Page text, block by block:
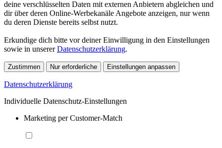
deine verschlüsselten Daten mit externen Anbietern abgleichen und
dir über deren Online-Werbekanäle Angebote anzeigen, nur wenn
du deren Dienste bereits selbst nutzt.
Erkundige dich bitte vor deiner Einwilligung in den Einstellungen
sowie in unsererDatenschutzerklärung.
Zustimmen Nur erforderliche Einstellungen anpassen
Datenschutzerklärung
Individuelle Datenschutz-Einstellungen
Marketing per Customer-Match